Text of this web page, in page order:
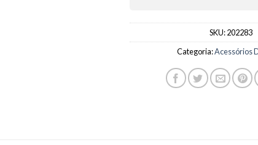
SKU:202283
Categoria:Acessórios